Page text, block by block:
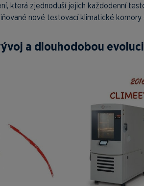
která zjednoduší jejich každodenní
nové testovací klimatické komory
a dlouhodobou